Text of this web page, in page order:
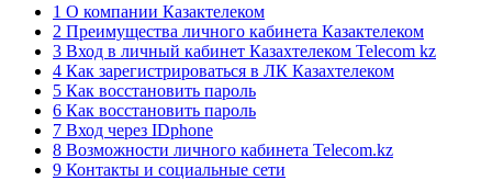
1 О компании Казактелеком
2 Преимущества личного кабинета Казактелеком
3 Вход в личный кабинет Казахтелеком Telecom kz
4 Как зарегистрироваться в ЛК Казахтелеком
5 Как восстановить пароль
6 Как восстановить пароль
7 Вход через IDphone
8 Возможности личного кабинета Telecom.kz
9 Контакты и социальные сети